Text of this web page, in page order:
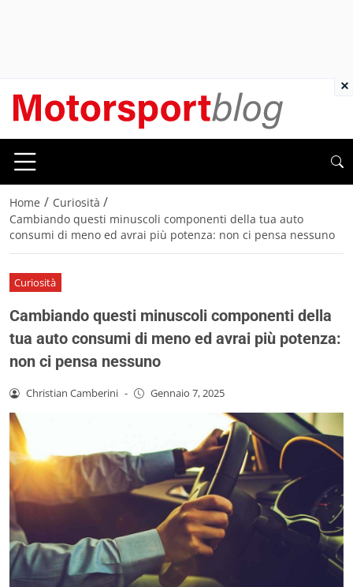
Home / Curiosità /
Cambiando questi minuscoli componenti della tua auto
consumi di meno ed avrai più potenza: non ci pensa nessuno
Curiosità
Cambiando questi minuscoli componenti della
tua auto consumi di meno ed avrai più potenza:
non ci pensa nessuno
Christian Camberini - Gennaio 7, 2025
×